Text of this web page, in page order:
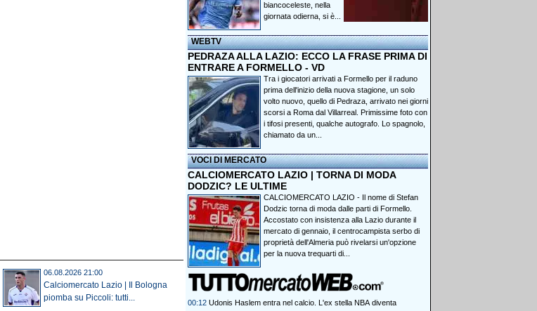
06.08.2026 21:00
Calciomercato Lazio | Il Bologna
piomba su Piccoli: tutti...
biancoceleste, nella
giornata odierna, si è...
WEBTV
PEDRAZA ALLA LAZIO: ECCO LA FRASE PRIMA DI
ENTRARE A FORMELLO - VD
Tra i giocatori arrivati a Formello per il raduno
prima dell'inizio della nuova stagione, un solo
volto nuovo, quello di Pedraza, arrivato nei giorni
scorsi a Roma dal Villarreal. Primissime foto con
i tifosi presenti, qualche autografo. Lo spagnolo,
chiamato da un...
VOCI DI MERCATO
CALCIOMERCATO LAZIO | TORNA DI MODA
DODZIC? LE ULTIME
CALCIOMERCATO LAZIO - Il nome di Stefan
Dodzic torna di moda dalle parti di Formello.
Accostato con insistenza alla Lazio durante il
mercato di gennaio, il centrocampista serbo di
proprietà dell'Almeria può rivelarsi un'opzione
per la nuova trequarti di...
00:12 Udonis Haslem entra nel calcio. L'ex stella NBA diventa